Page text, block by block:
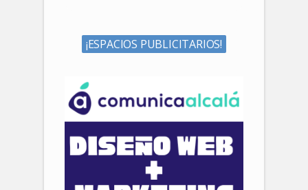
¡ESPACIOS PUBLICITARIOS!